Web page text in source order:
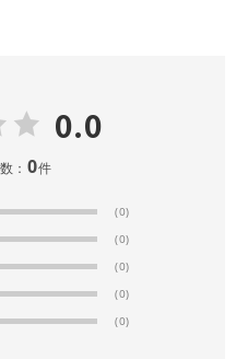
0.0
： 0件
(0)
(0)
(0)
(0)
(0)